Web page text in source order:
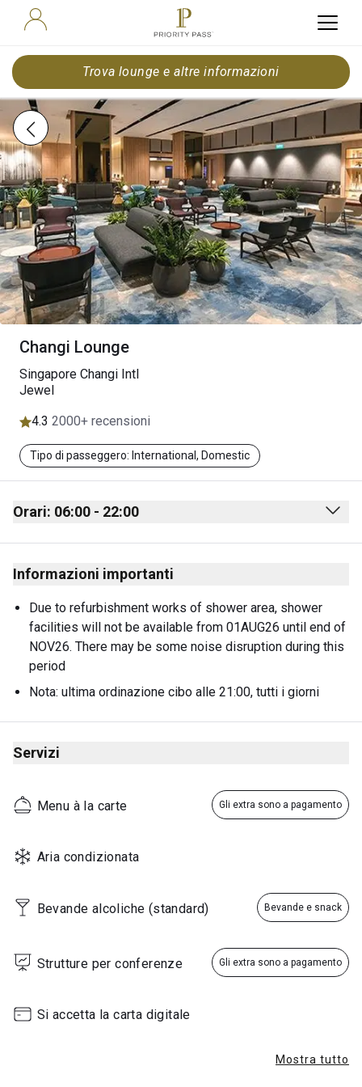
Trova lounge e altre informazioni
Changi Lounge
Singapore Changi Intl
Jewel
4.3 2000+ recensioni
Tipo di passeggero: International, Domestic
Orari: 06:00 - 22:00
Monday 06:00 - 22:00
Tuesday
Wednesday 06:00 - 22:00
Thursday 06:00 - 22:00
Friday
Saturday 06:00 - 22:00
Sunday 06:00 - 22:00
Informazioni importanti
Due to refurbishment works of shower area, shower
facilities will not be available from 01AUG26 until end of
NOV26. There may be some noise disruption during this
period
Nota: ultima ordinazione cibo alle 21:00, tutti i giorni
Servizi
Menu à la carte Gli extra sono a pagamento
Aria condizionata
Bevande alcoliche (standard) Bevande e snack
Strutture per conferenze Gli extra sono a pagamento
Si accetta la carta digitale
Mostra tutto